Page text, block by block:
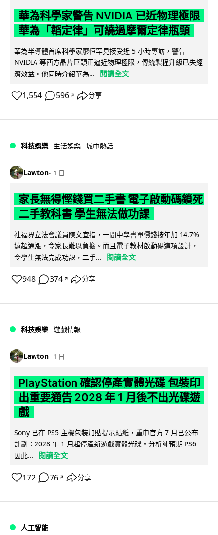
華為科學家警告 NVIDIA 已近物理極限
華為「韜定律」可繞過摩爾定律瓶頸
華為半導體首席科學家廖恒罕見接受近 5 小時專訪，警告
NVIDIA 等西方晶片巨頭正逼近物理極限，傳統製程升級已失經
濟效益。他同時介紹華為...
閱讀全文
1,554 596 ↗ 分享
科技娛樂 生活娛樂 城中熱話
Lawton 1 日
家長無得慳錢買二手書 電子啟動碼鎖死
二手教科書 學生無法做功課
社福界立法會議員陳文宜指，一間中學書單價錢按年加 14.7%
遠超通漲，令家長難以負擔。而且電子教材啟動碼這項設計，
令學生無法完成功課，二手...
閱讀全文
948 374 ↗ 分享
科技娛樂 遊戲情報
Lawton 1 日
PlayStation 確認停產實體光碟 包裝印
出重要通告 2028 年 1 月後不出光碟遊
戲
Sony 已在 PS5 主機包裝加貼提示貼紙，重申官方 7 月已公布
計劃：2028 年 1 月起停產新遊戲實體光碟。分析師預期 PS6
因此...
閱讀全文
172 76 ↗ 分享
人工智能